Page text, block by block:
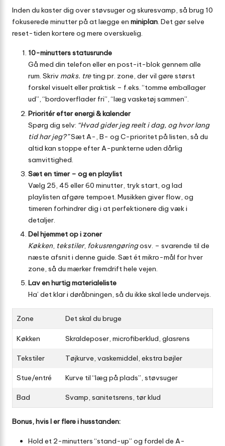
Inden du kaster dig over støvsuger og skuresvamp, så brug 10
fokuserede minutter på at lægge en mini­plan. Det gør selve
reset-tiden kortere og mere overskuelig.
10-minutters statusrunde
Gå med din telefon eller en post-it-blok gennem alle
rum. Skriv maks. treting pr. zone, der vil gøre størst
forskel visuelt eller praktisk – f.eks. “tomme emballager
ud”, “bordoverflader fri”, “læg vasketøj sammen”.
Prioritér efter energi & kalender
Spørg dig selv: “Hvad gider jeg reelt i dag, og hvor lang
tid har jeg?”Sæt A-, B- og C-prioritet på listen, så du
altid kan stoppe efter A-punkterne uden dårlig
samvittighed.
Sæt en timer – og en playlist
Vælg 25, 45 eller 60 minutter, tryk start, og lad
playlisten afgøre tempoet. Musikken giver flow, og
timeren forhindrer dig i at perfektionere dig væk i
detaljer.
Del hjemmet op i zoner
Køkken, tekstiler, fokus­rengøringosv. – svarende til de
næste afsnit i denne guide. Sæt ét mikro-mål for hver
zone, så du mærker fremdrift hele vejen.
Lav en hurtig materialeliste
Ha’ det klar i døråbningen, så du ikke skal lede undervejs.
Zone Det skal du bruge
Køkken Skraldeposer, microfiberklud, glasrens
Tekstiler Tøjkurve, vaskemiddel, ekstra bøjler
Stue/entré Kurve til “læg på plads”, støvsuger
Bad Svamp, sanitetsrens, tør klud
Bonus, hvis I er flere i husstanden:
Hold et 2-minutters “stand-up” og fordel de A-